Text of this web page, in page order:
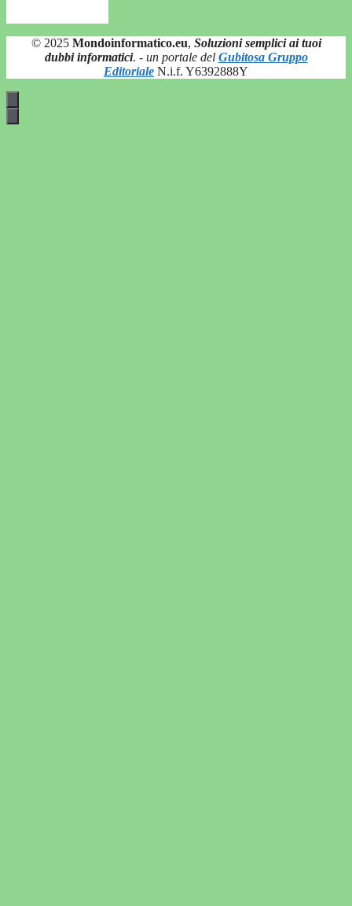
© 2025 Mondoinformatico.eu, Soluzioni semplici ai tuoi
dubbi informatici. - un portale del Gubitosa Gruppo
Editoriale N.i.f. Y6392888Y